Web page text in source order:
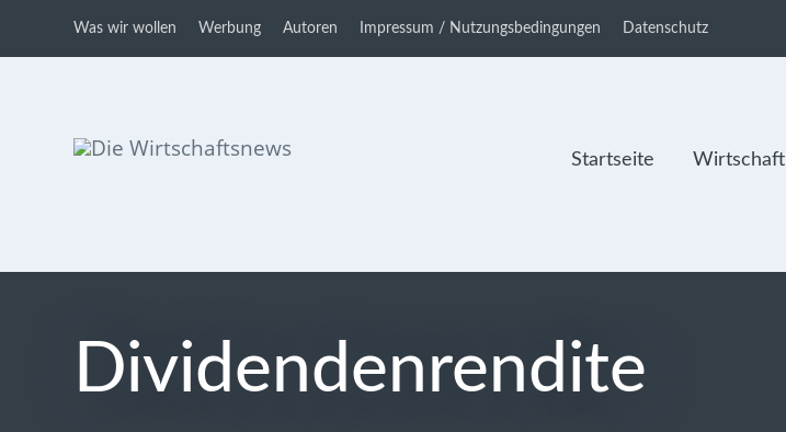
Was wir wollen Werbung Autoren Impressum / Nutzungsbedingungen Datenschutz
Startseite Wirtschaft
Dividendenrendite